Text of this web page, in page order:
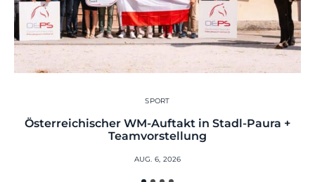
SPORT
Österreichischer WM-Auftakt in Stadl-Paura +
Teamvorstellung
AUG. 6, 2026